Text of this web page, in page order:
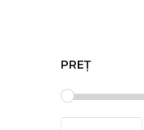
PREȚ